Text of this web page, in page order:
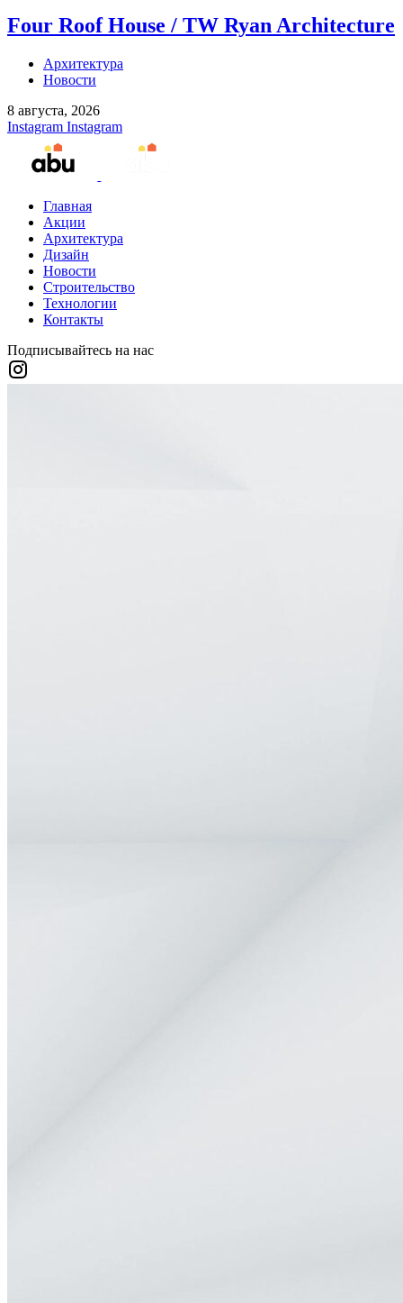
Four Roof House / TW Ryan Architecture
Архитектура
Новости
8 августа, 2026
Instagram Instagram
Главная
Акции
Архитектура
Дизайн
Новости
Строительство
Технологии
Контакты
Подписывайтесь на нас